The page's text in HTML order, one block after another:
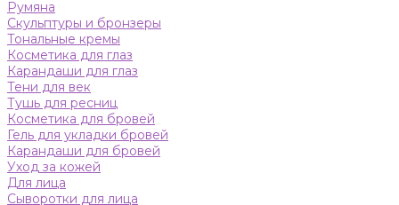
Румяна
Скульптуры и бронзеры
Тональные кремы
Косметика для глаз
Карандаши для глаз
Тени для век
Тушь для ресниц
Косметика для бровей
Гель для укладки бровей
Карандаши для бровей
Уход за кожей
Для лица
Сыворотки для лица